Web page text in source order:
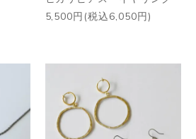
5,500円(税込6,050円)